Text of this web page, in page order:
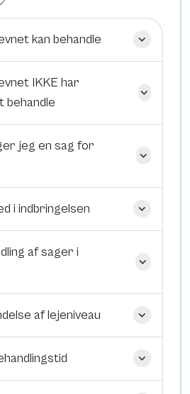
kan behandle
IKKE har
behandle
jeg en sag for
i indbringelsen
af sager i
af lejeniveau